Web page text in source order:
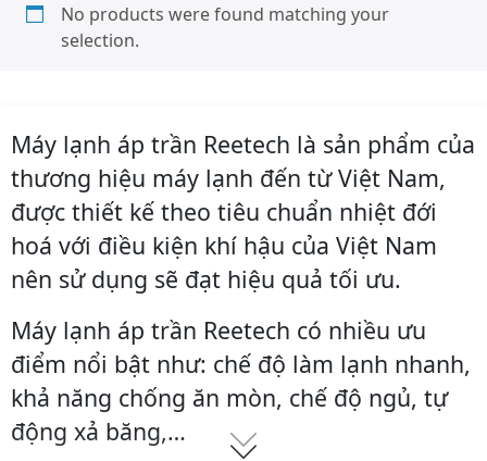
No products were found matching your
selection.
Máy lạnh áp trần Reetech là sản phẩm của
thương hiệu máy lạnh đến từ Việt Nam,
được thiết kế theo tiêu chuẩn nhiệt đới
hoá với điều kiện khí hậu của Việt Nam
nên sử dụng sẽ đạt hiệu quả tối ưu.
Máy lạnh áp trần Reetech có nhiều ưu
điểm nổi bật như: chế độ làm lạnh nhanh,
khả năng chống ăn mòn, chế độ ngủ, tự
động xả băng,…